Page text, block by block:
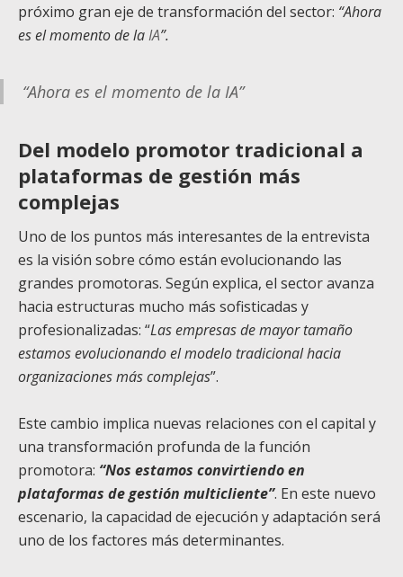
próximo gran eje de transformación del sector: “Ahora
es el momento de laIA”.
“Ahora es el momento de la IA”
Del modelo promotor tradicional a
plataformas de gestión más
complejas
Uno de los puntos más interesantes de la entrevista
es la visión sobre cómo están evolucionando las
grandes promotoras. Según explica, el sector avanza
hacia estructuras mucho más sofisticadas y
profesionalizadas: “Las empresas de mayor tamaño
estamos evolucionando el modelo tradicional hacia
organizaciones más complejas”.
Este cambio implica nuevas relaciones con el capital y
una transformación profunda de la función
promotora: “Nos estamos convirtiendo en
plataformas de gestión multicliente”. En este nuevo
escenario, la capacidad de ejecución y adaptación será
uno de los factores más determinantes.